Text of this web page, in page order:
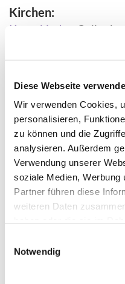
Diese Webseite
Wir verwenden Cookies,
personalisieren,
zu können und die
analysieren. Außerdem
Verwendung unserer
soziale Medien, Werbung
Partner führen diese
weiteren Daten
Notwendig
Kirchen:
Kreuzkirche
,
Gemeindezentrum
Collenbachstr. 10,
0211 94827-0
Mo-Mi 10 bis 12 Uhr,
Fr 10 bis 12 Uhr
E-Mail schreiben
Gemeindebüro
0211 5662960